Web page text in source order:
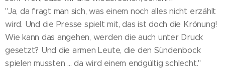
"Ja, da fragt man sich, was einem noch alles nicht erzählt
wird. Und die Presse spielt mit, das ist doch die Krönung!
Wie kann das angehen, werden die auch unter Druck
gesetzt? Und die armen Leute, die den Sündenbock
spielen mussten ... da wird einem endgültig schlecht."